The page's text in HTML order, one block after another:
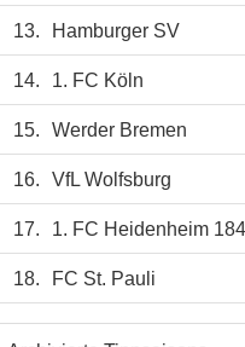
13. Hamburger SV
14. 1. FC Köln
15. Werder Bremen
16. VfL Wolfsburg
17. 1. FC Heidenheim
18. FC St. Pauli